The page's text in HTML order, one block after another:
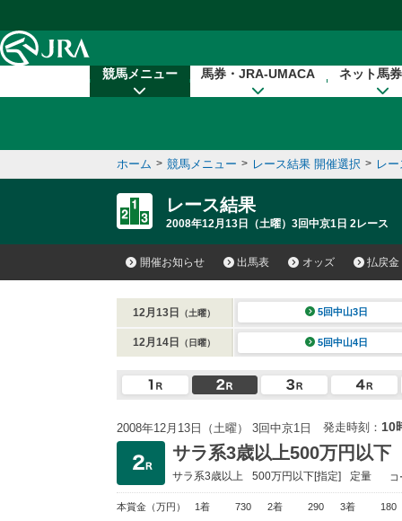
競馬メニュー 馬券・JRA-UMACA ネット馬
ホーム > 競馬メニュー > レース結果 開催選択 > レ
レース結果
2008年12月13日（土曜）3回中京1日 2レース
開催お知らせ 出馬表 オッズ 払戻金
12月13日 （土曜） 5回中山3日
12月14日 （日曜） 5回中山4日
2008年12月13日（土曜） 3回中京1日 発走時刻： 10
サラ系3歳以上500万円以下
サラ系3歳以上 500万円以下[指定] 定量
本賞金 （万円） 1着 730 2着 290 3着 180